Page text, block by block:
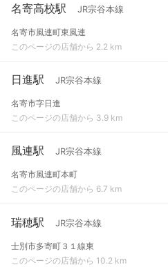
名寄高校駅 JR宗谷本線
名寄市風連町東風連
このページの店舗から 2.2 km
日進駅 JR宗谷本線
名寄市字日進
このページの店舗から 3.9 km
風連駅 JR宗谷本線
名寄市風連町本町
このページの店舗から 6.7 km
瑞穂駅 JR宗谷本線
士別市多寄町３１線東
このページの店舗から 10.2 km